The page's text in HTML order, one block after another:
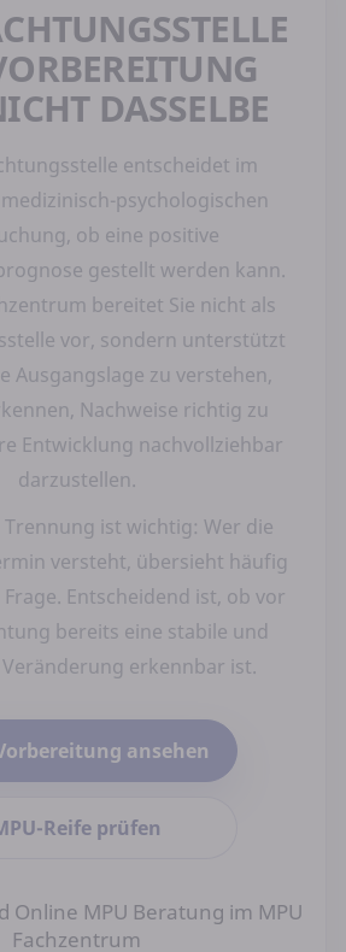
DASSELBE
entscheidet im
psychologischen
ob eine positive
gestellt werden kann.
bereitet Sie nicht als
vor, sondern unterstützt
Ausgangslage zu verstehen,
Nachweise richtig zu
Entwicklung nachvollziehbar
darzustellen.
Trennung ist wichtig: Wer die
versteht, übersieht häufig
Entscheidend ist, ob vor
bereits eine stabile und
erkennbar ist.
ansehen
Reife prüfen